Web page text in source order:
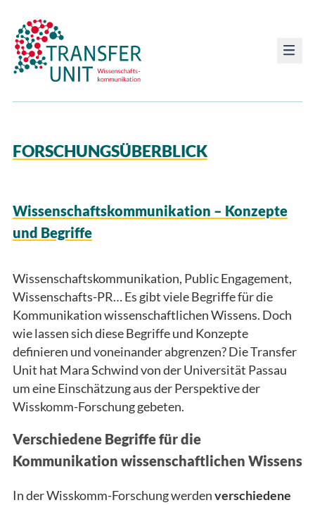
Transfer Unit
FORSCHUNGSÜBERBLICK
Wissenschaftskommunikation – Konzepte
und Begriffe
Wissenschaftskommunikation, Public Engagement,
Wissenschafts-PR… Es gibt viele Begriffe für die
Kommunikation wissenschaftlichen Wissens. Doch
wie lassen sich diese Begriffe und Konzepte
definieren und voneinander abgrenzen?Die Transfer
Unit hat Mara Schwind von der Universität Passau
um eine Einschätzung aus der Perspektive der
Wisskomm-Forschung gebeten.
Verschiedene Begriffe für die
Kommunikation wissenschaftlichen Wissens
In der Wisskomm-Forschung werdenverschiedene